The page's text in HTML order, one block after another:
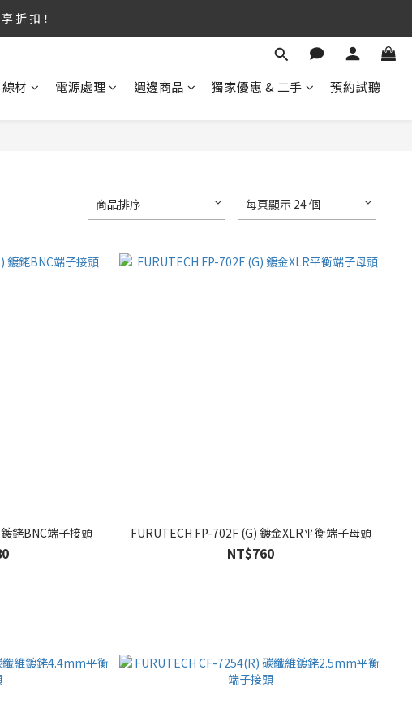
房 期 待 與 您 相 見
折 扣！
線材 電源處理 週邊商品 獨家優惠 & 二手 預約試聽
商品排序 每頁顯示 24 個
銠BNC端子接頭 FURUTECH FP-702F (G) 鍍金XLR平衡端子母頭
NT$760